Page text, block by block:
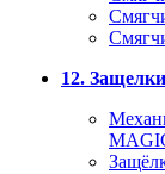
12.